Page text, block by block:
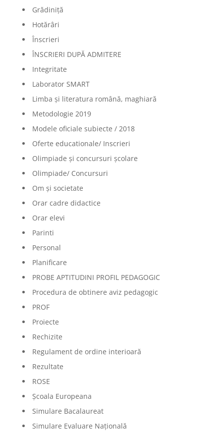
Grădiniță
Hotărâri
Înscrieri
ÎNSCRIERI DUPĂ ADMITERE
Integritate
Laborator SMART
Limba şi literatura română, maghiară
Metodologie 2019
Modele oficiale subiecte / 2018
Oferte educationale/ Inscrieri
Olimpiade şi concursuri şcolare
Olimpiade/ Concursuri
Om și societate
Orar cadre didactice
Orar elevi
Parinti
Personal
Planificare
PROBE APTITUDINI PROFIL PEDAGOGIC
Procedura de obtinere aviz pedagogic
PROF
Proiecte
Rechizite
Regulament de ordine interioară
Rezultate
ROSE
Școala Europeana
Simulare Bacalaureat
Simulare Evaluare Națională